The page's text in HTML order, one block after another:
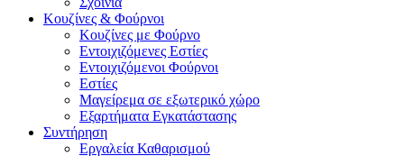
Κουζίνες & Φούρνοι
Κουζίνες με Φούρνο
Εντοιχιζόμενες Εστίες
Εντοιχιζόμενοι Φούρνοι
Εστίες
Μαγείρεμα σε εξωτερικό χώρο
Εξαρτήματα Εγκατάστασης
Συντήρηση
Εργαλεία Καθαρισμού